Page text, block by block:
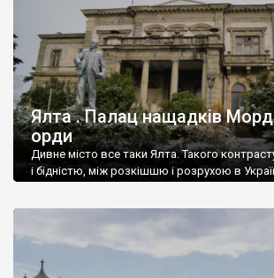
Ялта . Палац нащадків
орди
Дивне місто все таки Ялта. Такого
і бідністю, між розкішшю і розрухою в